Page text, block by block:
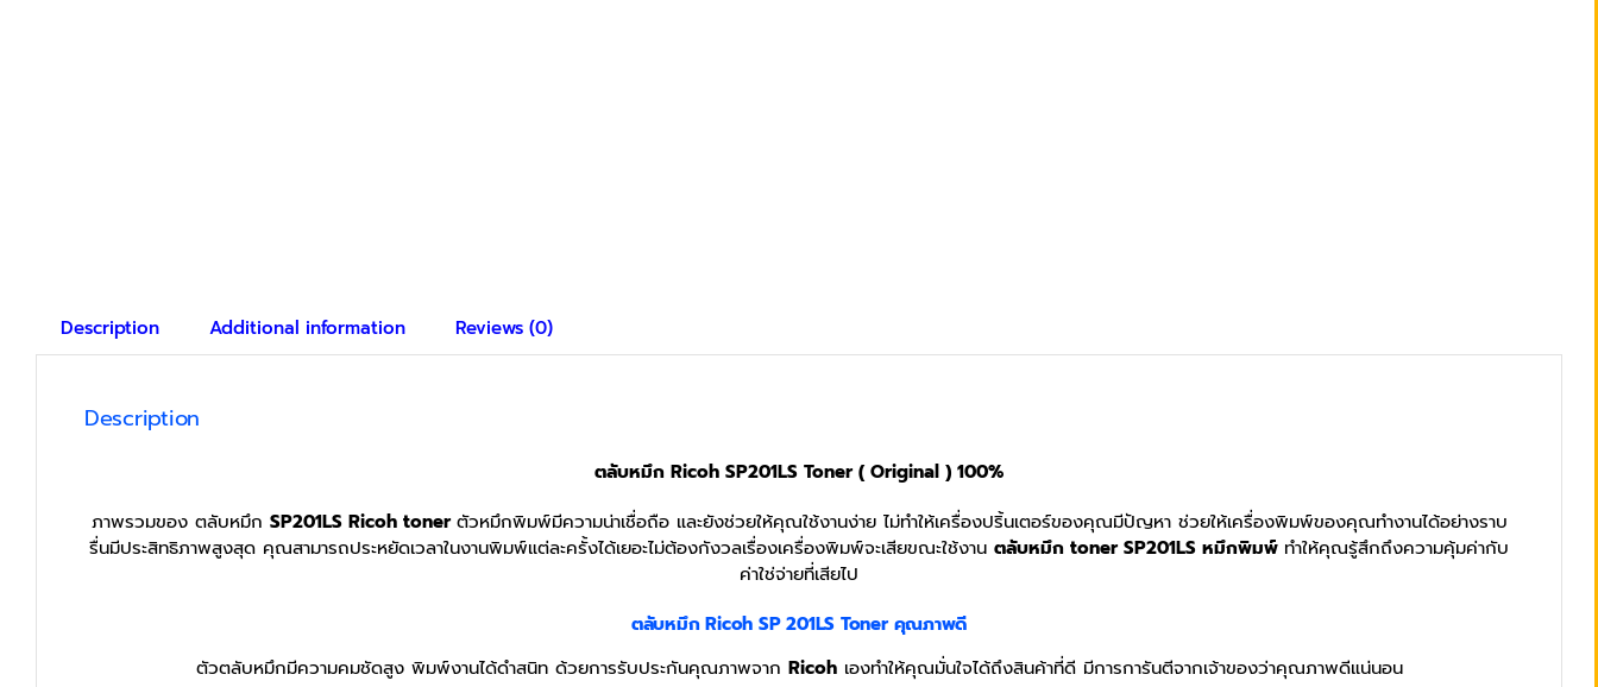
Description Additional information Reviews (0)
Description
ตลับหมึก Ricoh SP201LS Toner ( Original ) 100%
ภาพรวมของ ตลับหมึก SP201LSRicoh tonerตัวหมึกพิมพ์มีความน่าเชื่อถือ และยังช่วยให้คุณใช้งานง่าย ไม่ทำให้เครื่องปริ้นเตอร์ของคุณมีปัญหา ช่วยให้เครื่องพิมพ์ของคุณทำงานได้อย่างราบ
รื่นมีประสิทธิภาพสูงสุด คุณสามารถประหยัดเวลาในงานพิมพ์แต่ละครั้งได้เยอะไม่ต้องกังวลเรื่องเครื่องพิมพ์จะเสียขณะใช้งาน ตลับหมึก toner SP201LS หมึกพิมพ์ ทำให้คุณรู้สึกถึงความคุ้มค่ากับ
ค่าใช่จ่ายที่เสียไป
ตลับหมึก Ricoh SP 201LS Tonerคุณภาพดี
ตัวตลับหมึกมีความคมชัดสูง พิมพ์งานได้ดำสนิท ด้วยการรับประกันคุณภาพจาก Ricohเองทำให้คุณมั่นใจได้ถึงสินค้าที่ดี มีการการันตีจากเจ้าของว่าคุณภาพดีแน่นอน